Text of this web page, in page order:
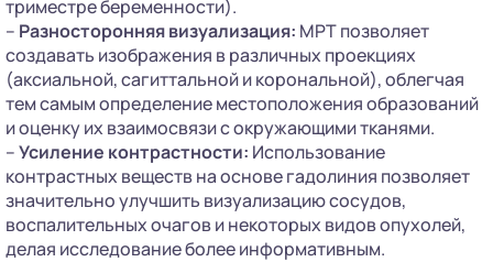
триместре беременности).
– Разносторонняя визуализация: МРТ позволяет
создавать изображения в различных проекциях
(аксиальной, сагиттальной и корональной), облегчая
тем самым определение местоположения образований
и оценку их взаимосвязи с окружающими тканями.
–Усиление контрастности: Использование
контрастных веществ на основе гадолиния позволяет
значительно улучшить визуализацию сосудов,
воспалительных очагов и некоторых видов опухолей,
делая исследование более информативным.